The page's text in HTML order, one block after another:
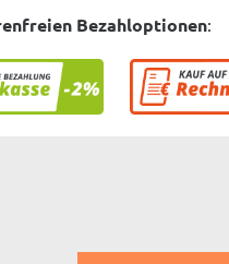
Bezahloptionen: